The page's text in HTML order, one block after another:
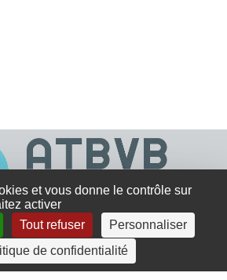
en Terre
et vous donne le contrôle sur
activer
Tout refuser
Personnaliser
de confidentialité